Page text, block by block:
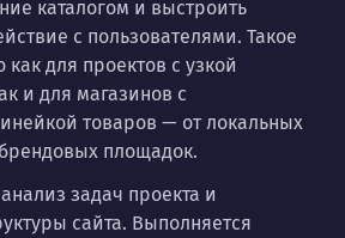
каталогом и выстроить
с пользователями. Такое
для проектов с узкой
и для магазинов с
товаров — от локальных
площадок.
задач проекта и
сайта. Выполняется